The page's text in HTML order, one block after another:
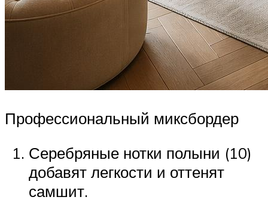
Профессиональный миксбордер
Серебряные нотки полыни (10)
добавят легкости и оттенят
самшит.